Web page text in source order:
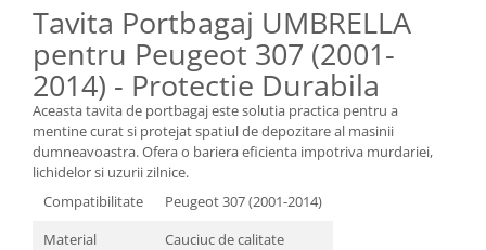
Tavita Portbagaj UMBRELLA
pentru Peugeot 307 (2001-
2014) - Protectie Durabila
Aceasta tavita de portbagaj este solutia practica pentru a
mentine curat si protejat spatiul de depozitare al masinii
dumneavoastra. Ofera o bariera eficienta impotriva murdariei,
lichidelor si uzurii zilnice.
Compatibilitate
Peugeot 307 (2001-2014)
Material
Cauciuc de calitate